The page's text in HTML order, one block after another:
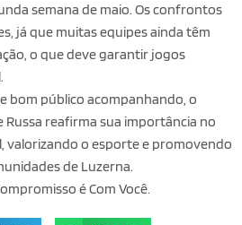
semana de maio. Os confrontos
já que muitas equipes ainda têm
o que deve garantir jogos
bom público acompanhando, o
Russa reafirma sua importância no
valorizando o esporte e promovendo
de Luzerna.
é Com Você.